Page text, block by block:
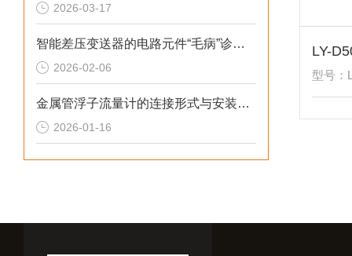
2026-03-17
智能差压变送器的电路元件“毛病”诊断综述
2026-02-06
金属管浮子流量计的连接形式与安装尺寸解析
2026-01-16
型号：